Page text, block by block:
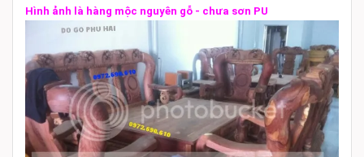
Hình ảnh là hàng mộc nguyên gỗ - chưa sơn PU